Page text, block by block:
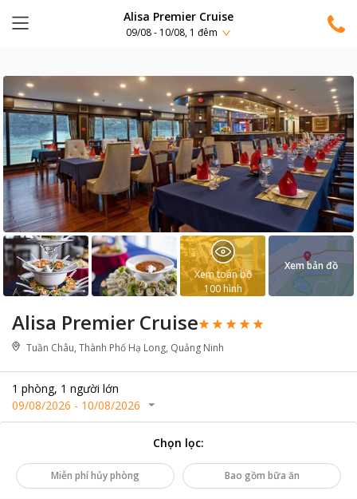
Alisa Premier Cruise
09/08 - 10/08, 1 đêm
Alisa Premier Cruise
Tuần Châu, Thành Phố Hạ Long, Quảng Ninh
1 phòng, 1 người lớn
09/08/2026 - 10/08/2026
Xem toàn bộ
100 hình
Xem bản đồ
Chọn lọc:
Miễn phí hủy phòng Bao gồm bữa ăn